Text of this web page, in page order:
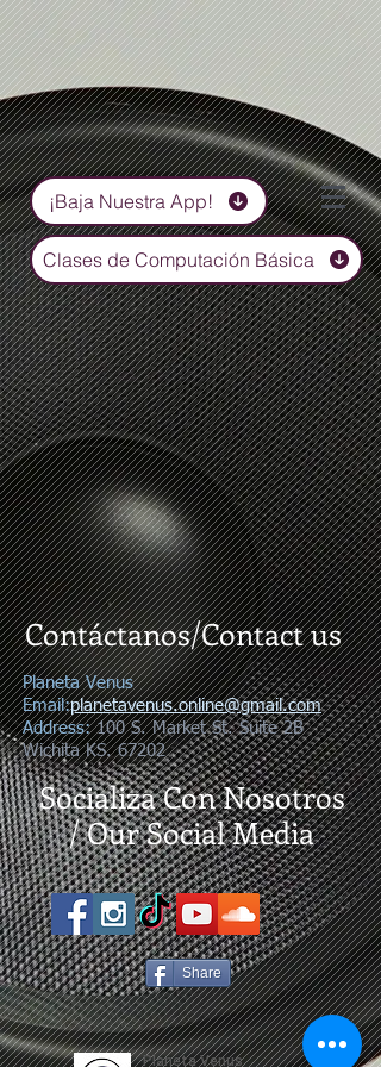
¡Baja Nuestra App!
Clases de Computación Básica
Planeta Venus
Email:planetavenus.online@gmail.com
Address:100 S. Market St. Suite 2B
Wichita KS. 67202
Contáctanos/Contact us
Socializa Con Nosotros
/Our Social Media
Share